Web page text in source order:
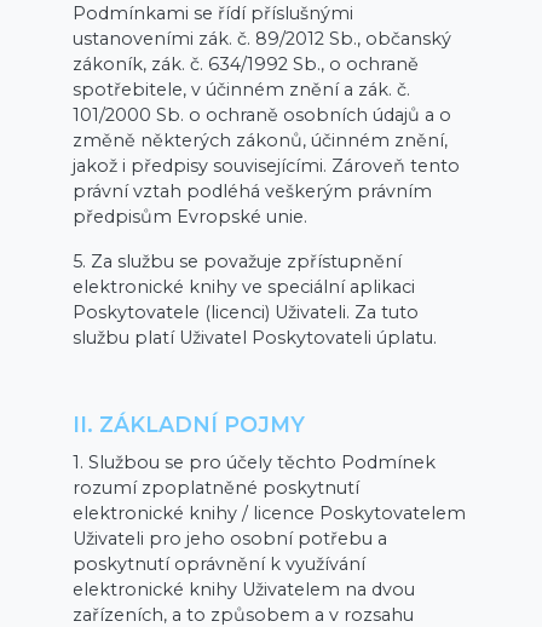
Podmínkami se řídí příslušnými
ustanoveními zák. č. 89/2012 Sb., občanský
zákoník, zák. č. 634/1992 Sb., o ochraně
spotřebitele, v účinném znění a zák. č.
101/2000 Sb. o ochraně osobních údajů a o
změně některých zákonů, účinném znění,
jakož i předpisy souvisejícími. Zároveň tento
právní vztah podléhá veškerým právním
předpisům Evropské unie.
5. Za službu se považuje zpřístupnění
elektronické knihy ve speciální aplikaci
Poskytovatele (licenci) Uživateli. Za tuto
službu platí Uživatel Poskytovateli úplatu.
II. ZÁKLADNÍ POJMY
1. Službou se pro účely těchto Podmínek
rozumí zpoplatněné poskytnutí
elektronické knihy / licence Poskytovatelem
Uživateli pro jeho osobní potřebu a
poskytnutí oprávnění k využívání
elektronické knihy Uživatelem na dvou
zařízeních, a to způsobem a v rozsahu